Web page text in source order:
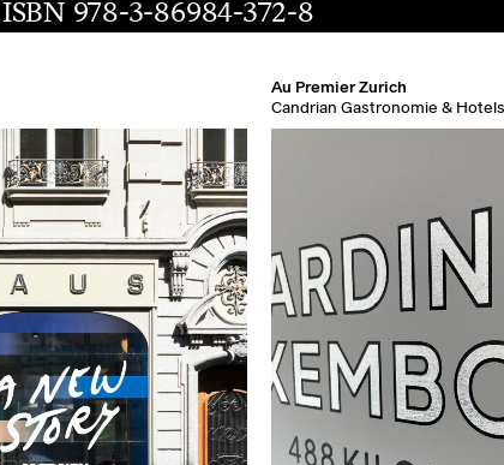
978-3-86984-372-8
Au Premier Zurich
Candrian Gastronomie & Hotels